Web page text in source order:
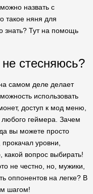
назвать с
такое няня для
знать? Тут на помощь
стесняюсь?
самом деле делает
использовать
доступ к мод меню,
геймера. Зачем
вы можете просто
уровни,
вопрос выбирать!
не честно, но, мужики,
оппонентов на легке? В
шагом!